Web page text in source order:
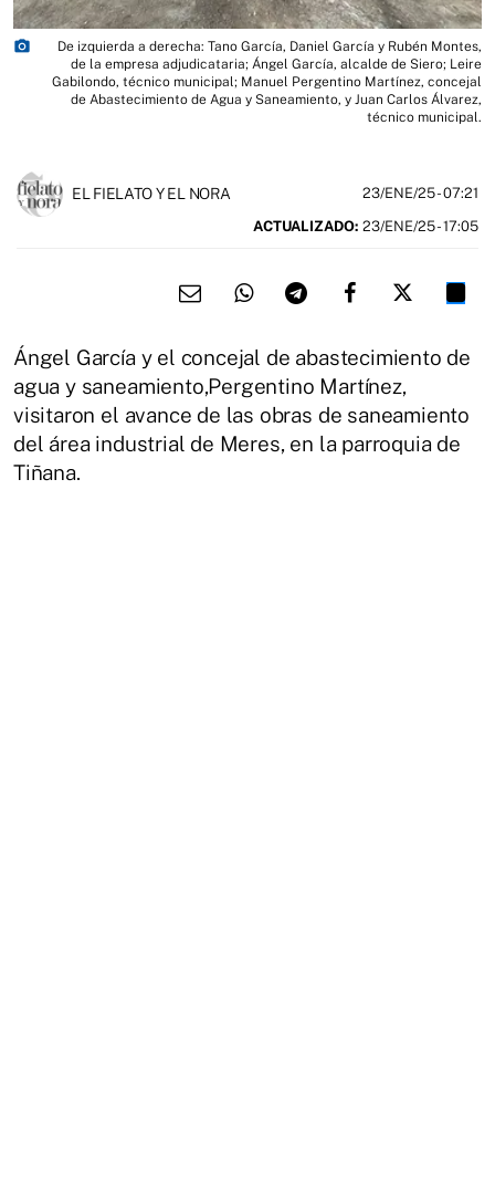
photo_camera
De izquierda a derecha: Tano García, Daniel García y Rubén Montes,
de la empresa adjudicataria; Ángel García, alcalde de Siero; Leire
Gabilondo, técnico municipal; Manuel Pergentino Martínez, concejal
de Abastecimiento de Agua y Saneamiento, y Juan Carlos Álvarez,
técnico municipal.
EL FIELATO Y EL NORA 23/ENE/25- 07:21
ACTUALIZADO: 23/ENE/25 - 17:05
Ángel García y el concejal de abastecimiento de
agua y saneamiento,Pergentino Martínez,
visitaron el avance de las obras de saneamiento
del área industrial de Meres, en la parroquia de
Tiñana.